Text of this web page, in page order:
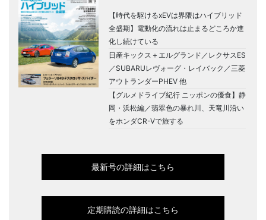
【時代を駆けるxEVは界隈はハイブリッド
全盛期】電動化の流れは止まるどころか進
化し続けている
日産キックス＋エルグランド／レクサスES
／SUBARUレヴォーグ・レイバック／三菱
アウトランダーPHEV 他
【グルメドライブ紀行 ニッポンの優食】静
岡・浜松編／翡翠色の暴れ川、天竜川沿い
をホンダCR-Vで旅する
最新号の詳細はこちら
定期購読の詳細はこちら